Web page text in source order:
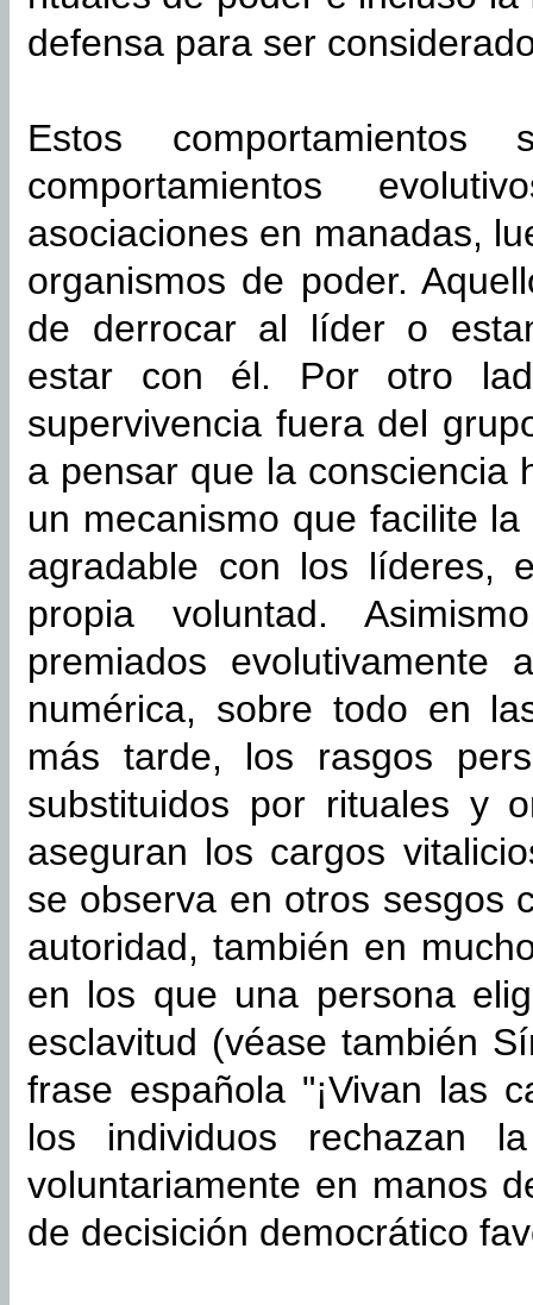
defensa para ser
Estos
comportamientos
asociaciones en manadas,
organismos de poder.
de derrocar al líder o
estar con él. Por otro
supervivencia fuera del
a pensar que la consciencia
un mecanismo que facilite
agradable con los líderes,
propia voluntad.
premiados evolutivamente
numérica, sobre todo en
más tarde, los rasgos
substituidos por rituales y
aseguran los cargos
se observa en otros sesgos
autoridad, también en
en los que una persona
esclavitud (véase también
frase española "¡Vivan las
los individuos rechazan
voluntariamente en manos
de decisición democrático